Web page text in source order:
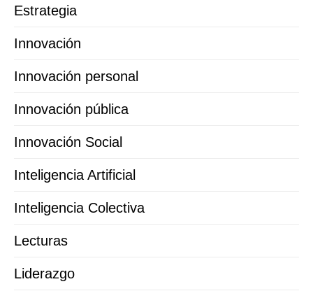
Estrategia
Innovación
Innovación personal
Innovación pública
Innovación Social
Inteligencia Artificial
Inteligencia Colectiva
Lecturas
Liderazgo